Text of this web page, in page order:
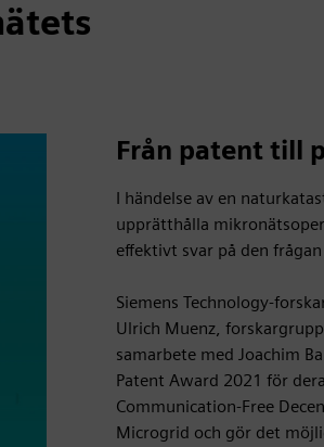
Från patent till
I händelse av en
upprätthålla
effektivt svar på den
Siemens Technology-
Ulrich Muenz,
samarbete med Joachim
Patent Award 2021 för
Communication-Free
Microgrid och gör det